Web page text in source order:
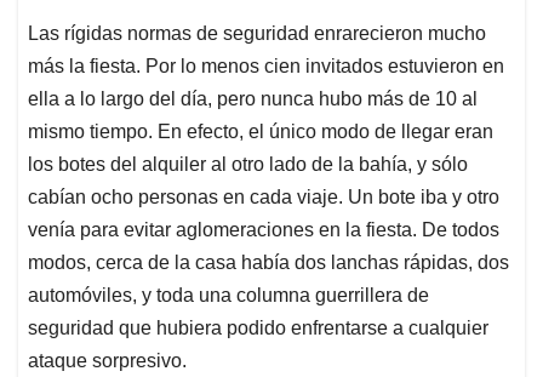
Las rígidas normas de seguridad enrarecieron mucho
más la fiesta. Por lo menos cien invitados estuvieron en
ella a lo largo del día, pero nunca hubo más de 10 al
mismo tiempo. En efecto, el único modo de llegar eran
los botes del alquiler al otro lado de la bahía, y sólo
cabían ocho personas en cada viaje. Un bote iba y otro
venía para evitar aglomeraciones en la fiesta. De todos
modos, cerca de la casa había dos lanchas rápidas, dos
automóviles, y toda una columna guerrillera de
seguridad que hubiera podido enfrentarse a cualquier
ataque sorpresivo.